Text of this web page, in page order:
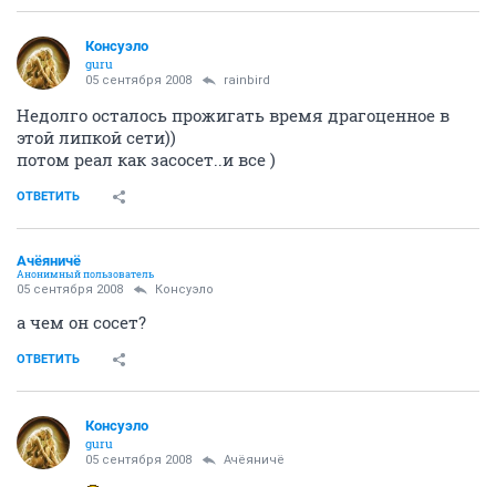
Консуэло
guru
05 сентября 2008 rainbird
Недолго осталось прожигать время драгоценное в
этой липкой сети))
потом реал как засосет..и все )
ОТВЕТИТЬ
Ачёяничё
Анонимный пользователь
05 сентября 2008 Консуэло
а чем он сосет?
ОТВЕТИТЬ
Консуэло
guru
05 сентября 2008 Ачёяничё